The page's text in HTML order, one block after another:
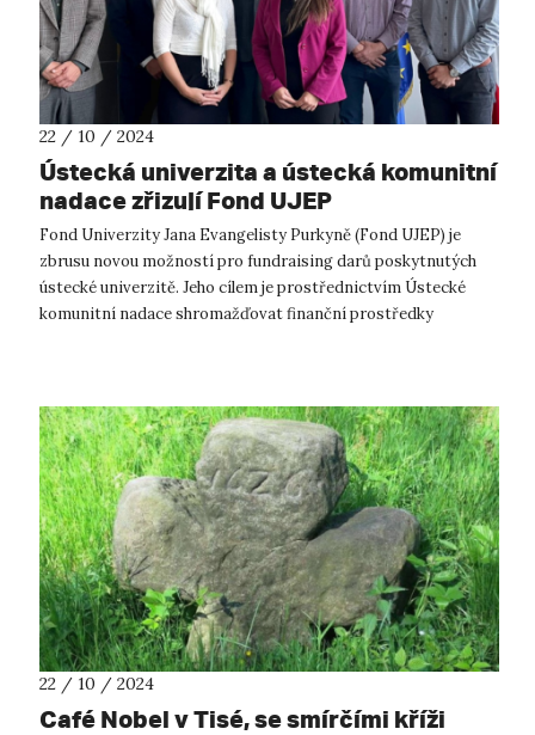
22 / 10 / 2024
Ústecká univerzita a ústecká komunitní
nadace zřizují Fond UJEP
Fond Univerzity Jana Evangelisty Purkyně (Fond UJEP) je
zbrusu novou možností pro fundraising darů poskytnutých
ústecké univerzitě. Jeho cílem je prostřednictvím Ústecké
komunitní nadace shromažďovat finanční prostředky
22 / 10 / 2024
Café Nobel v Tisé, se smírčími kříži